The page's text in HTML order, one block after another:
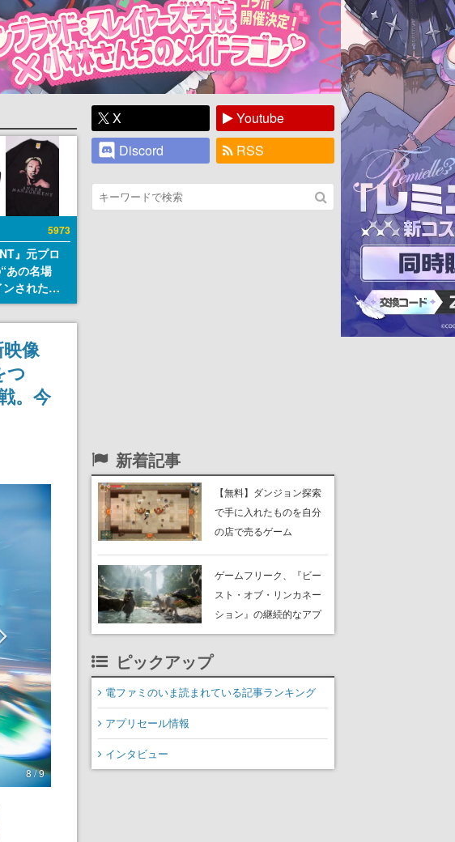
5973
』元プロ
あの名場
された新
日8月5日よ
発売。Tシ
ケース、ア
全品受注生
去に発売し
も
像
つ
。今
8 / 9
X
Youtube
Discord
RSS
新着記事
【無料】ダンジョン探索
で手に入れたものを自分
の店で売るゲーム
にて無料配布中！続編
『Moonlighter 2』の9月2
日正式リリースを記念し
ゲームフリーク、『ビー
スト・オブ・リンカネー
ション』の継続的なアプ
デ方針を表明。ユーザー
チは約1週間以内に配信さ
れる予定
ピックアップ
電ファミのいま読まれている記事ランキング
アプリセール情報
インタビュー